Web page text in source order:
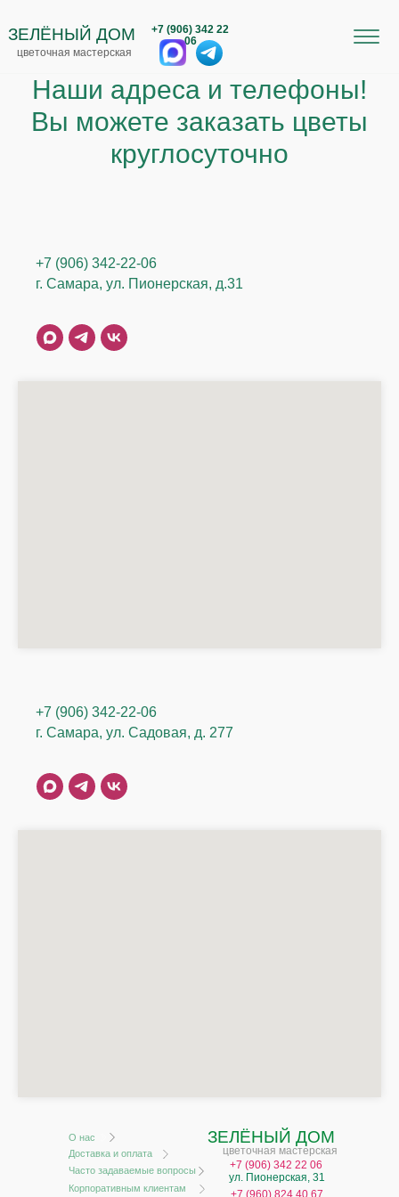
+7 (906) 342 22
06
ЗЕЛЁНЫЙ ДОМ
цветочная мастерская
Наши адреса и телефоны!
Вы можете заказать цветы
круглосуточно
+7 (906) 342-22-06
г. Самара, ул. Пионерская, д.31
+7 (906) 342-22-06
г. Самара, ул. Садовая, д. 277
+7 (906) 342 22 06
+7 (960) 824 40 67
ул. Пионерская, 31
О нас
Доставка и оплата
Часто задаваемые вопросы
Корпоративным клиентам
ЗЕЛЁНЫЙ ДОМ
цветочная мастерская